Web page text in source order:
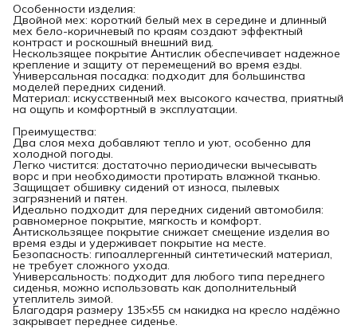
Особенности изделия:
Двойной мех: короткий белый мех в середине и длинный
мех бело-коричневый по краям создают эффектный
контраст и роскошный внешний вид.
Нескользящее покрытие Антислик обеспечивает надежное
крепление и защиту от перемещений во время езды.
Универсальная посадка: подходит для большинства
моделей передних сидений.
Материал: искусственный мех высокого качества, приятный
на ощупь и комфортный в эксплуатации.
Преимущества:
Два слоя меха добавляют тепло и уют, особенно для
холодной погоды.
Легко чистится: достаточно периодически вычесывать
ворс и при необходимости протирать влажной тканью.
Защищает обшивку сидений от износа, пылевых
загрязнений и пятен.
Идеально подходит для передних сидений автомобиля:
равномерное покрытие, мягкость и комфорт.
Антискользящее покрытие снижает смещение изделия во
время езды и удерживает покрытие на месте.
Безопасность: гипоаллергенный синтетический материал,
не требует сложного ухода.
Универсальность: подходит для любого типа переднего
сиденья, можно использовать как дополнительный
утеплитель зимой.
Благодаря размеру 135×55 см накидка на кресло надёжно
закрывает переднее сиденье.